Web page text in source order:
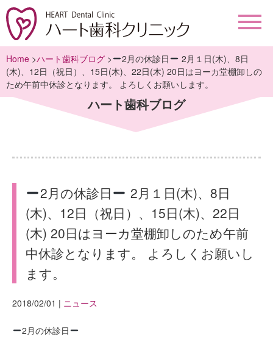
Home >ハート歯科ブログ > 2月の休診日
2月１日(木)、8日
(木)、12日（祝日）、15日(木)、22日(木) 20日はヨーカ堂棚卸しの
ため午前中休診となります。 よろしくお願いします。
ハート歯科ブログ
2月の休診日
2月１日(木)、8日
(木)、12日（祝日）、15日(木)、22日
(木) 20日はヨーカ堂棚卸しのため午前
中休診となります。 よろしくお願いし
ます。
2018/02/01 | ニュース
2月の休診日